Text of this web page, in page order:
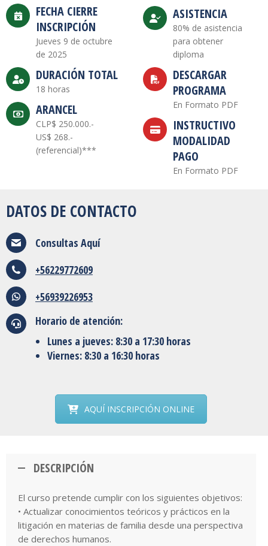
FECHA CIERRE
INSCRIPCIÓN
Jueves 9 de octubre
de 2025
DURACIÓN TOTAL
18 horas
ARANCEL
CLP$ 250.000.-
US$ 268.-
(referencial)***
ASISTENCIA
80% de asistencia
para obtener
diploma
DESCARGAR
PROGRAMA
En Formato PDF
INSTRUCTIVO
MODALIDAD
PAGO
En Formato PDF
DATOS DE CONTACTO
Consultas Aquí
+56229772609
+56939226953
Horario de atención:
Lunes a jueves: 8:30 a 17:30 horas
Viernes: 8:30 a 16:30 horas
AQUÍ INSCRIPCIÓN ONLINE
DESCRIPCIÓN
El curso pretende cumplir con los siguientes objetivos:
• Actualizar conocimientos teóricos y prácticos en la
litigación en materias de familia desde una perspectiva
de derechos humanos.